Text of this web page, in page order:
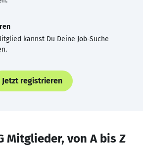
kannst Du Deine Job-Suche
Jetzt registrieren
Mitglieder, von A bis Z